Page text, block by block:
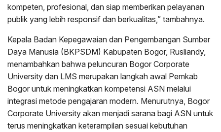
kompeten, profesional, dan siap memberikan pelayanan
publik yang lebih responsif dan berkualitas,” tambahnya.
Kepala Badan Kepegawaian dan Pengembangan Sumber
Daya Manusia (BKPSDM) Kabupaten Bogor, Rusliandy,
menambahkan bahwa peluncuran Bogor Corporate
University dan LMS merupakan langkah awal Pemkab
Bogor untuk meningkatkan kompetensi ASN melalui
integrasi metode pengajaran modern. Menurutnya, Bogor
Corporate University akan menjadi sarana bagi ASN untuk
terus meningkatkan keterampilan sesuai kebutuhan